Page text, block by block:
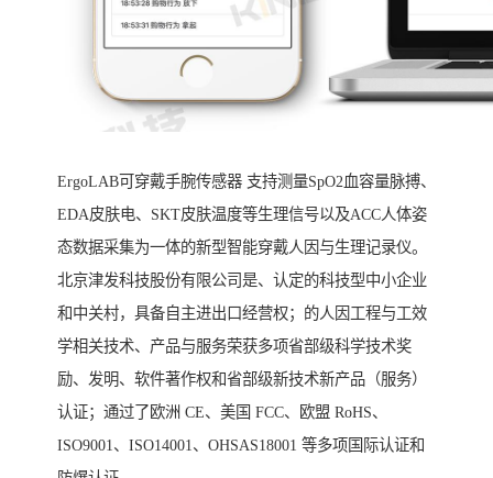
ErgoLAB可穿戴手腕传感器 支持测量SpO2血容量脉搏、
EDA皮肤电、SKT皮肤温度等生理信号以及ACC人体姿
态数据采集为一体的新型智能穿戴人因与生理记录仪。
北京津发科技股份有限公司是、认定的科技型中小企业
和中关村，具备自主进出口经营权；的人因工程与工效
学相关技术、产品与服务荣获多项省部级科学技术奖
励、发明、软件著作权和省部级新技术新产品（服务）
认证；通过了欧洲 CE、美国 FCC、欧盟 RoHS、
ISO9001、ISO14001、OHSAS18001 等多项国际认证和